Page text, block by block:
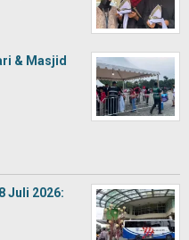
& Masjid
Juli 2026: